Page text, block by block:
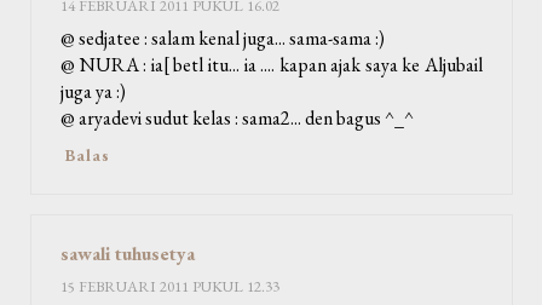
14 FEBRUARI 2011 PUKUL 16.02
@ sedjatee : salam kenal juga... sama-sama :)
@ NURA : ia[ betl itu... ia .... kapan ajak saya ke Aljubail
juga ya :)
@ aryadevi sudut kelas : sama2... den bagus ^_^
Balas
sawali tuhusetya
15 FEBRUARI 2011 PUKUL 12.33